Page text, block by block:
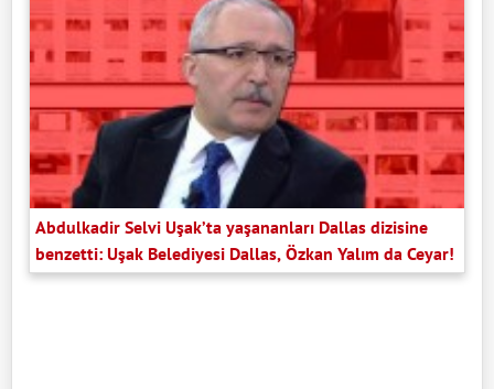
Abdulkadir Selvi Uşak’ta yaşananları Dallas dizisine
benzetti: Uşak Belediyesi Dallas, Özkan Yalım da Ceyar!